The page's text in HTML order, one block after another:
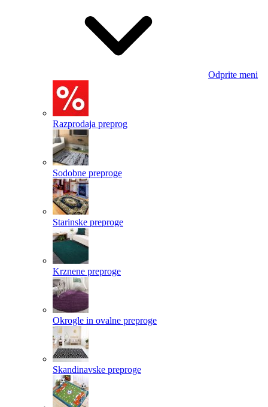
Odprite meni
Razprodaja preprog
Sodobne preproge
Starinske preproge
Krznene preproge
Okrogle in ovalne preproge
Skandinavske preproge